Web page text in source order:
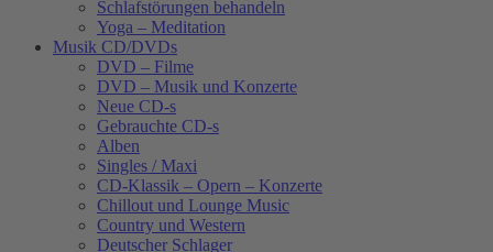
Schlafstörungen behandeln
Yoga – Meditation
Musik CD/DVDs
DVD – Filme
DVD – Musik und Konzerte
Neue CD-s
Gebrauchte CD-s
Alben
Singles / Maxi
CD-Klassik – Opern – Konzerte
Chillout und Lounge Music
Country und Western
Deutscher Schlager